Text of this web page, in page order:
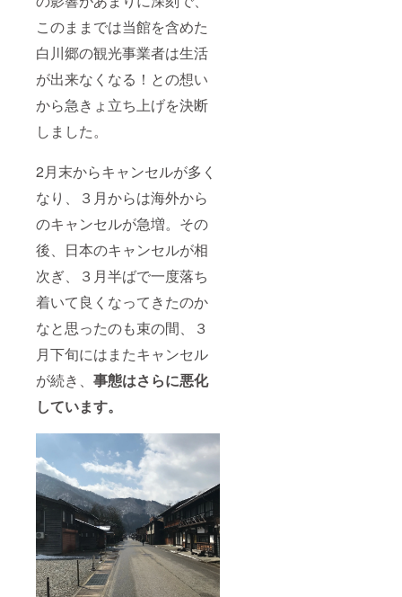
このままでは当館を含めた
白川郷の観光事業者は生活
が出来なくなる！との想い
から急きょ立ち上げを決断
しました。
2月末からキャンセルが多く
なり、３月からは海外から
のキャンセルが急増。その
後、日本のキャンセルが相
次ぎ、３月半ばで一度落ち
着いて良くなってきたのか
なと思ったのも束の間、３
月下旬にはまたキャンセル
が続き、 事態はさらに悪化
しています。